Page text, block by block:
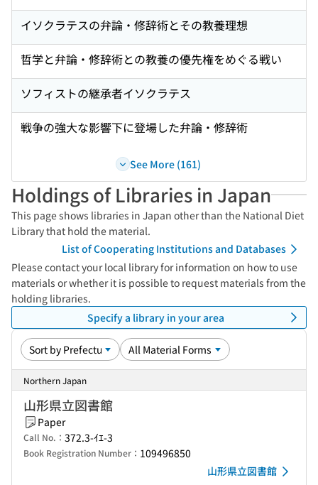
イソクラテスの弁論・修辞術とその教養理想
哲学と弁論・修辞術との教養の優先権をめぐる戦い
ソフィストの継承者イソクラテス
戦争の強大な影響下に登場した弁論・修辞術
See More (161)
Holdings of Libraries in Japan
This page shows libraries in Japan other than the National Diet
Library that hold the material.
List of Cooperating Institutions and Databases
Please contact your local library for information on how to use
materials or whether it is possible to request materials from the
holding libraries.
Specify a library in your area
Northern Japan
山形県立図書館
Paper
Call No.： 372.3-ｲｴ-3
Book Registration Number： 109496850
山形県立図書館